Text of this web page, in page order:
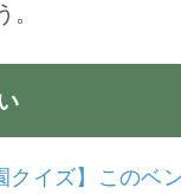
クイズ】このベ